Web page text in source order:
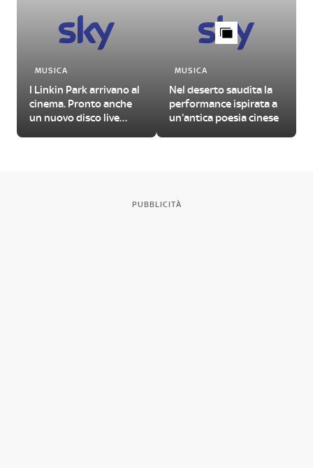
MUSICA
I Linkin Park arrivano al
cinema. Pronto anche
un nuovo disco live
MUSICA
Nel deserto saudita la
performance ispirata a
un'antica poesia cinese
PUBBLICITÀ